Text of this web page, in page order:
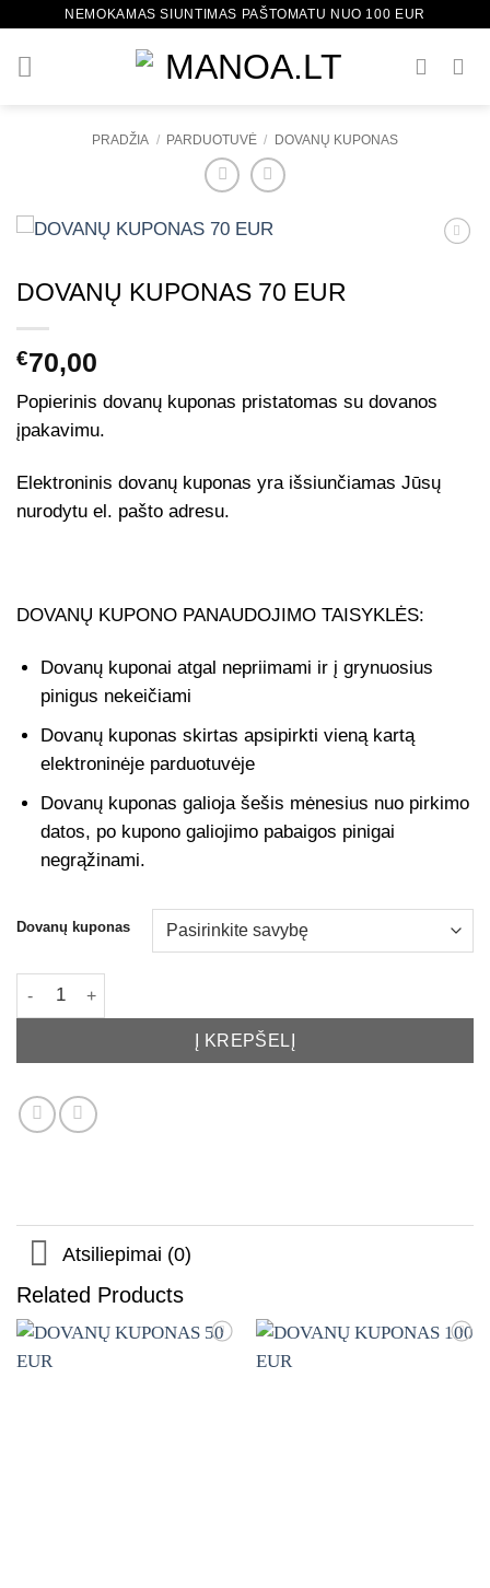
NEMOKAMAS SIUNTIMAS PAŠTOMATU NUO 100 EUR
PRADŽIA / PARDUOTUVĖ / DOVANŲ KUPONAS
DOVANŲ KUPONAS 70 EUR
€70,00
Popierinis dovanų kuponas pristatomas su dovanos
įpakavimu.
Elektroninis dovanų kuponas yra išsiunčiamas Jūsų
nurodytu el. pašto adresu.
DOVANŲ KUPONO PANAUDOJIMO TAISYKLĖS:
Dovanų kuponai atgal nepriimami ir į grynuosius
pinigus nekeičiami
Dovanų kuponas skirtas apsipirkti vieną kartą
elektroninėje parduotuvėje
Dovanų kuponas galioja šešis mėnesius nuo pirkimo
datos, po kupono galiojimo pabaigos pinigai
negrąžinami.
Dovanų kuponas
produkto kiekis: DOVANŲ KUPONAS 70 EUR
Į KREPŠELĮ
Atsiliepimai (0)
Related Products